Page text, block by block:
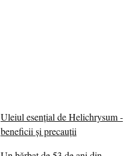
Uleiul esențial de Helichrysum -
beneficii și precauții